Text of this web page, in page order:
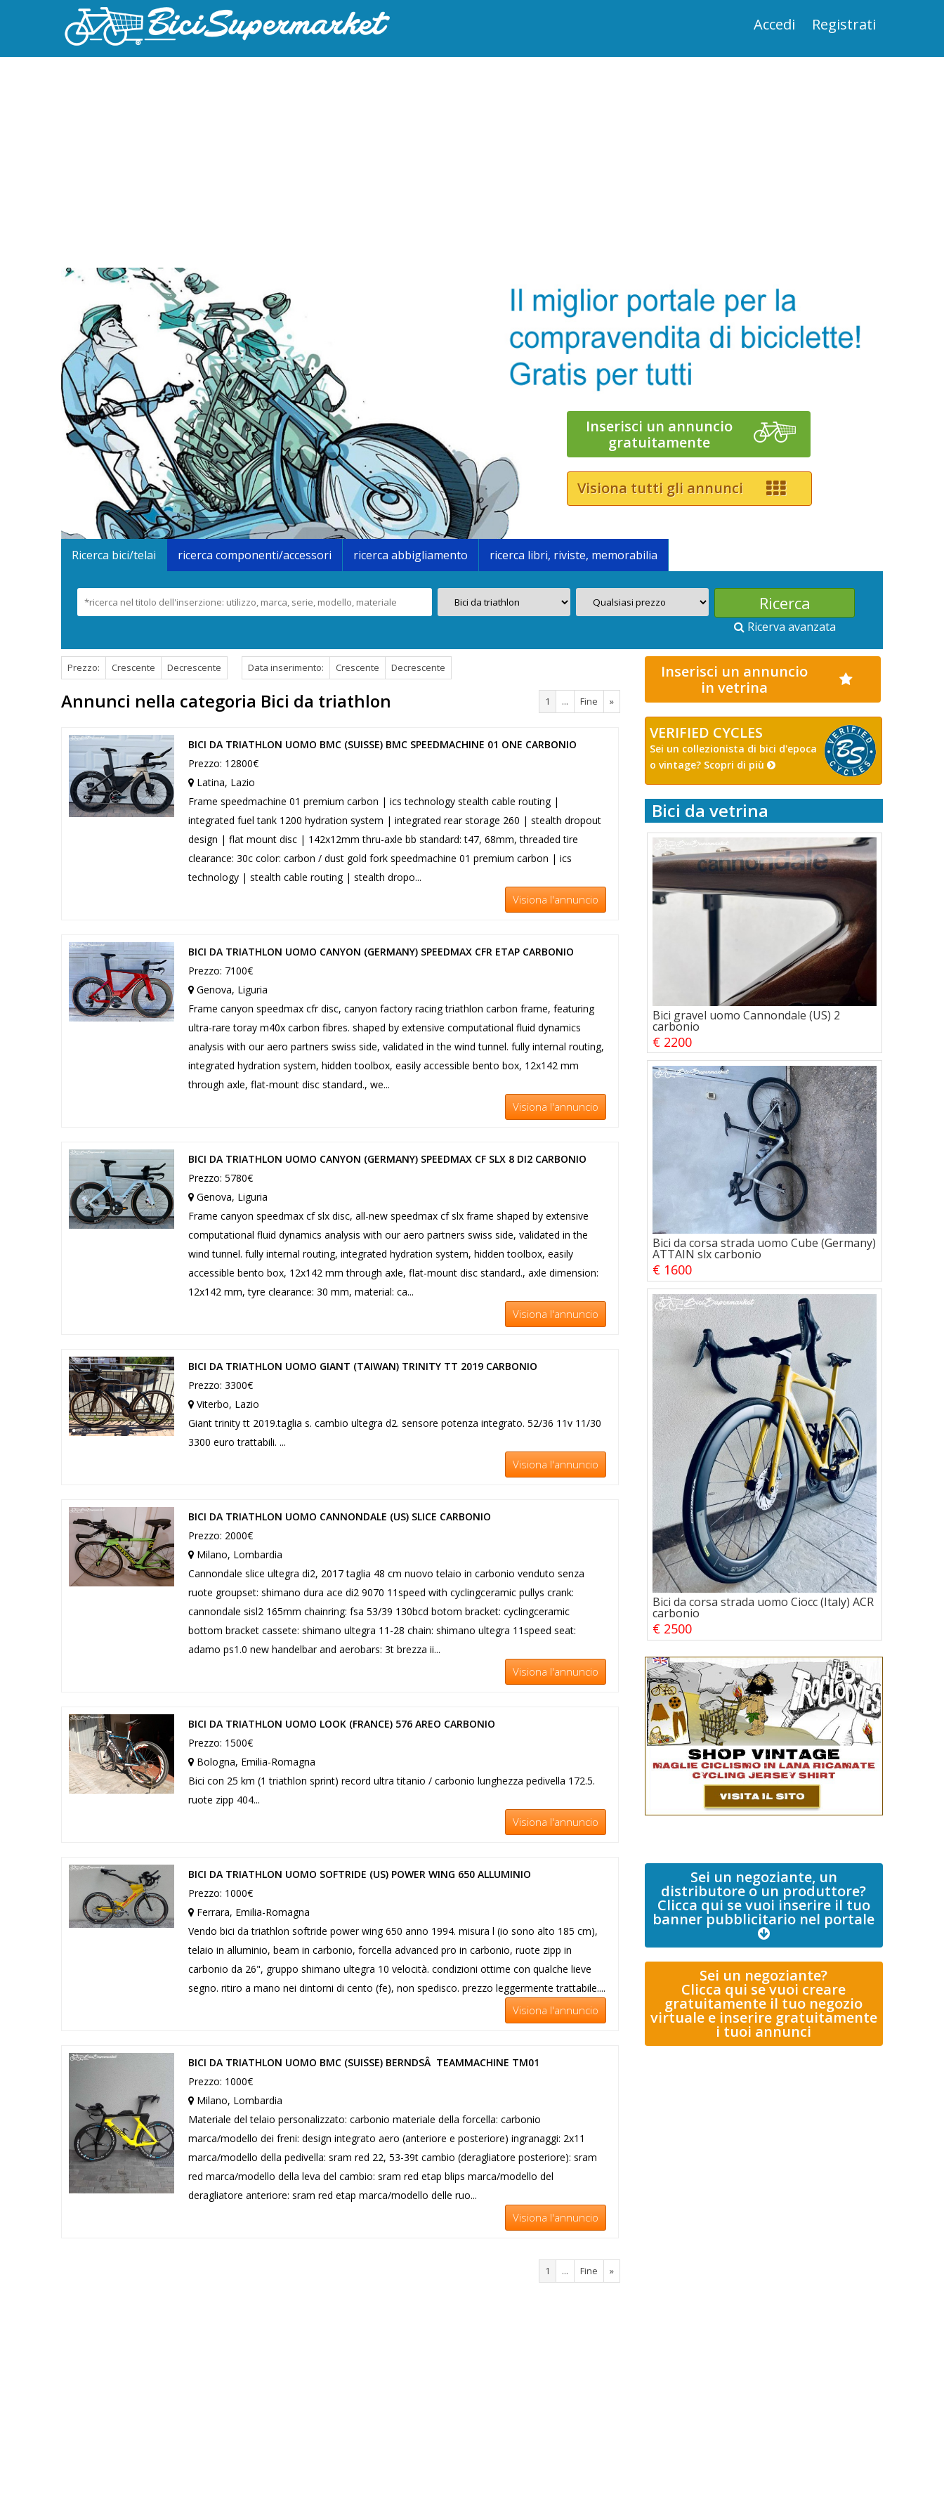
Accedi Registrati
Inserisci un annuncio
gratuitamente
Visiona tutti gli annunci
Ricerca bici/telai ricerca componenti/accessori ricerca abbigliamento ricerca libri, riviste, memorabilia
Ricerva avanzata
Prezzo: Crescente Decrescente Data inserimento: Crescente Decrescente
Annunci nella categoria Bici da triathlon 1 ... Fine »
BICI DA TRIATHLON UOMO BMC (SUISSE) BMC SPEEDMACHINE 01 ONE CARBONIO
Prezzo: 12800€
Latina, Lazio
Frame speedmachine 01 premium carbon | ics technology stealth cable routing |
integrated fuel tank 1200 hydration system | integrated rear storage 260 | stealth dropout
design | flat mount disc | 142x12mm thru-axle bb standard: t47, 68mm, threaded tire
clearance: 30c color: carbon / dust gold fork speedmachine 01 premium carbon | ics
technology | stealth cable routing | stealth dropo...
Visiona l'annuncio
BICI DA TRIATHLON UOMO CANYON (GERMANY) SPEEDMAX CFR ETAP CARBONIO
Prezzo: 7100€
Genova, Liguria
Frame canyon speedmax cfr disc, canyon factory racing triathlon carbon frame, featuring
ultra-rare toray m40x carbon fibres. shaped by extensive computational fluid dynamics
analysis with our aero partners swiss side, validated in the wind tunnel. fully internal routing,
integrated hydration system, hidden toolbox, easily accessible bento box, 12x142 mm
through axle, flat-mount disc standard., we...
Visiona l'annuncio
BICI DA TRIATHLON UOMO CANYON (GERMANY) SPEEDMAX CF SLX 8 DI2 CARBONIO
Prezzo: 5780€
Genova, Liguria
Frame canyon speedmax cf slx disc, all-new speedmax cf slx frame shaped by extensive
computational fluid dynamics analysis with our aero partners swiss side, validated in the
wind tunnel. fully internal routing, integrated hydration system, hidden toolbox, easily
accessible bento box, 12x142 mm through axle, flat-mount disc standard., axle dimension:
12x142 mm, tyre clearance: 30 mm, material: ca...
Visiona l'annuncio
BICI DA TRIATHLON UOMO GIANT (TAIWAN) TRINITY TT 2019 CARBONIO
Prezzo: 3300€
Viterbo, Lazio
Giant trinity tt 2019.taglia s. cambio ultegra d2. sensore potenza integrato. 52/36 11v 11/30
3300 euro trattabili. ...
Visiona l'annuncio
BICI DA TRIATHLON UOMO CANNONDALE (US) SLICE CARBONIO
Prezzo: 2000€
Milano, Lombardia
Cannondale slice ultegra di2, 2017 taglia 48 cm nuovo telaio in carbonio venduto senza
ruote groupset: shimano dura ace di2 9070 11speed with cyclingceramic pullys crank:
cannondale sisl2 165mm chainring: fsa 53/39 130bcd botom bracket: cyclingceramic
bottom bracket cassete: shimano ultegra 11-28 chain: shimano ultegra 11speed seat:
adamo ps1.0 new handelbar and aerobars: 3t brezza ii...
Visiona l'annuncio
BICI DA TRIATHLON UOMO LOOK (FRANCE) 576 AREO CARBONIO
Prezzo: 1500€
Bologna, Emilia-Romagna
Bici con 25 km (1 triathlon sprint) record ultra titanio / carbonio lunghezza pedivella 172.5.
ruote zipp 404...
Visiona l'annuncio
BICI DA TRIATHLON UOMO SOFTRIDE (US) POWER WING 650 ALLUMINIO
Prezzo: 1000€
Ferrara, Emilia-Romagna
Vendo bici da triathlon softride power wing 650 anno 1994. misura l (io sono alto 185 cm),
telaio in alluminio, beam in carbonio, forcella advanced pro in carbonio, ruote zipp in
carbonio da 26", gruppo shimano ultegra 10 velocità. condizioni ottime con qualche lieve
segno. ritiro a mano nei dintorni di cento (fe), non spedisco. prezzo leggermente trattabile....
Visiona l'annuncio
BICI DA TRIATHLON UOMO BMC (SUISSE) BERNDSÂ TEAMMACHINE TM01
Prezzo: 1000€
Milano, Lombardia
Materiale del telaio personalizzato: carbonio materiale della forcella: carbonio
marca/modello dei freni: design integrato aero (anteriore e posteriore) ingranaggi: 2x11
marca/modello della pedivella: sram red 22, 53-39t cambio (deragliatore posteriore): sram
red marca/modello della leva del cambio: sram red etap blips marca/modello del
deragliatore anteriore: sram red etap marca/modello delle ruo...
Visiona l'annuncio
1 ... Fine »
Inserisci un annuncio
in vetrina
VERIFIED CYCLES
Sei un collezionista di bici d'epoca
o vintage? Scopri di più
Bici da vetrina
Bici gravel uomo Cannondale (US) 2
carbonio
€ 2200
Bici da corsa strada uomo Cube (Germany)
ATTAIN slx carbonio
€ 1600
Bici da corsa strada uomo Ciocc (Italy) ACR
carbonio
€ 2500
Sei un negoziante, un
distributore o un produttore?
Clicca qui se vuoi inserire il tuo
banner pubblicitario nel portale
Sei un negoziante?
Clicca qui se vuoi creare
gratuitamente il tuo negozio
virtuale e inserire gratuitamente
i tuoi annunci